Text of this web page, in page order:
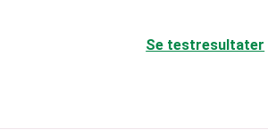
Se testresultater